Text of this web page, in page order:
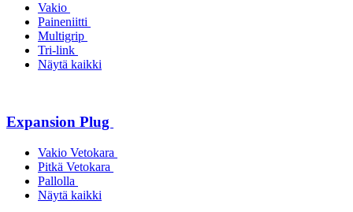
Vakio
Paineniitti
Multigrip
Tri-link
Näytä kaikki
Expansion Plug
Vakio Vetokara
Pitkä Vetokara
Pallolla
Näytä kaikki